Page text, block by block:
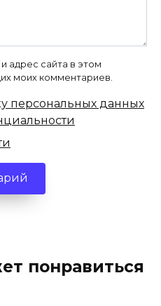
адрес сайта в этом
моих комментариев.
персональных данных
понравиться